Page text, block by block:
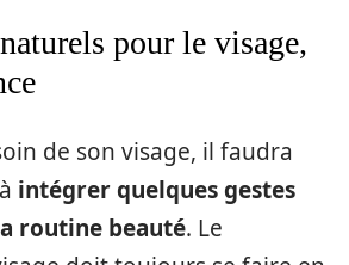
pour le visage,
de son visage, il faudra
intégrer quelques gestes
routine beauté. Le